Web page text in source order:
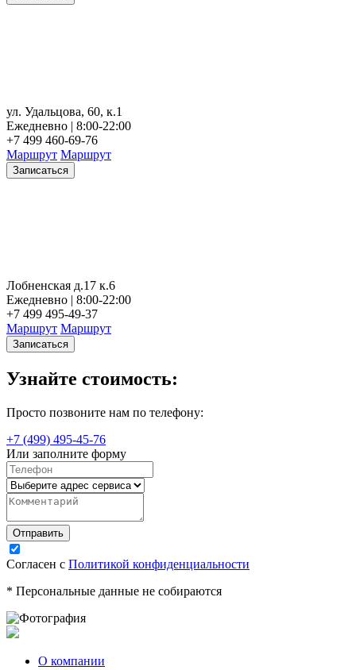
ул. Удальцова, 60, к.1
Ежедневно | 8:00-22:00
+7 499 460-69-76
Маршрут Маршрут
Записаться
Лобненская д.17 к.6
Ежедневно | 8:00-22:00
+7 499 495-49-37
Маршрут Маршрут
Записаться
Узнайте стоимость:
Просто позвоните нам по телефону:
+7 (499) 495-45-76
Или заполните форму
Согласен с Политикой конфиденциальности
* Персональные данные не собираются
О компании